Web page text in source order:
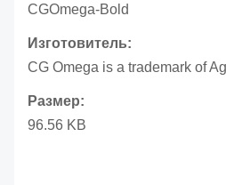
CGOmega-Bold
Изготовитель:
CG Omega is a trademark of
Размер:
96.56 KB